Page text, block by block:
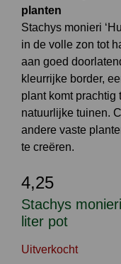
Stachys
liter pot
planten
Stachys monieri
in de volle zon tot
aan goed
kleurrijke border,
plant komt prachtig
natuurlijke tuinen.
andere vaste
te creëren.
4,25
Uitverkocht